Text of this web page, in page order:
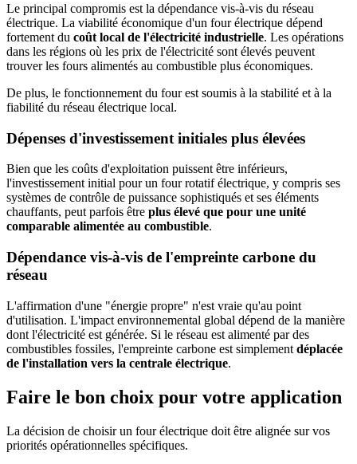
Le principal compromis est la dépendance vis-à-vis du réseau
électrique. La viabilité économique d'un four électrique dépend
fortement du coût local de l'électricité industrielle. Les opérations
dans les régions où les prix de l'électricité sont élevés peuvent
trouver les fours alimentés au combustible plus économiques.
De plus, le fonctionnement du four est soumis à la stabilité et à la
fiabilité du réseau électrique local.
Dépenses d'investissement initiales plus élevées
Bien que les coûts d'exploitation puissent être inférieurs,
l'investissement initial pour un four rotatif électrique, y compris ses
systèmes de contrôle de puissance sophistiqués et ses éléments
chauffants, peut parfois être plus élevé que pour une unité
comparable alimentée au combustible.
Dépendance vis-à-vis de l'empreinte carbone du
réseau
L'affirmation d'une "énergie propre" n'est vraie qu'au point
d'utilisation. L'impact environnemental global dépend de la manière
dont l'électricité est générée. Si le réseau est alimenté par des
combustibles fossiles, l'empreinte carbone est simplement déplacée
de l'installation vers la centrale électrique.
Faire le bon choix pour votre application
La décision de choisir un four électrique doit être alignée sur vos
priorités opérationnelles spécifiques.